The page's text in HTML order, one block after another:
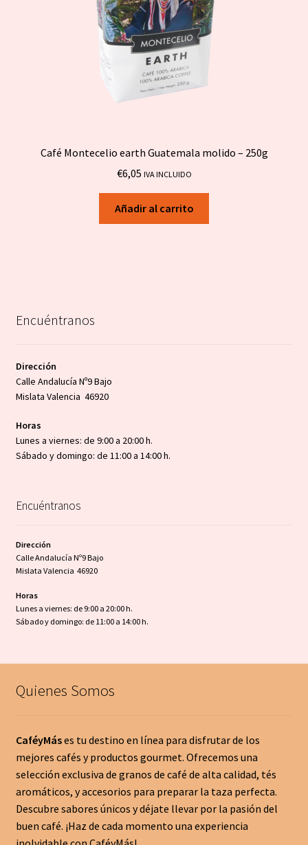
Café Montecelio earth Guatemala molido – 250g
€6,05 IVA INCLUIDO
Añadir al carrito
Encuéntranos
Dirección
Calle Andalucía Nº9 Bajo
Mislata Valencia 46920
Horas
Lunes a viernes: de 9:00 a 20:00 h.
Sábado y domingo: de 11:00 a 14:00 h.
Encuéntranos
Dirección
Calle Andalucía Nº9 Bajo
Mislata Valencia 46920
Horas
Lunes a viernes: de 9:00 a 20:00 h.
Sábado y domingo: de 11:00 a 14:00 h.
Quienes Somos
CaféyMáses tu destino en línea para disfrutar de los
mejores cafés y productos gourmet. Ofrecemos una
selección exclusiva de granos de café de alta calidad, tés
aromáticos, y accesorios para preparar la taza perfecta.
Descubre sabores únicos y déjate llevar por la pasión del
buen café. ¡Haz de cada momento una experiencia